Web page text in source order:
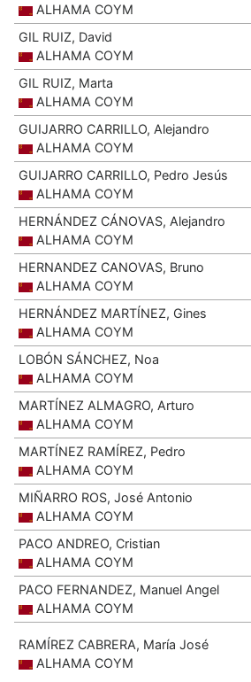
ALHAMA COYM
GIL RUIZ, David
ALHAMA COYM
GIL RUIZ, Marta
ALHAMA COYM
GUIJARRO CARRILLO, Alejandro
ALHAMA COYM
GUIJARRO CARRILLO, Pedro Jesús
ALHAMA COYM
HERNÁNDEZ CÁNOVAS, Alejandro
ALHAMA COYM
HERNANDEZ CANOVAS, Bruno
ALHAMA COYM
HERNÁNDEZ MARTÍNEZ, Gines
ALHAMA COYM
LOBÓN SÁNCHEZ, Noa
ALHAMA COYM
MARTÍNEZ ALMAGRO, Arturo
ALHAMA COYM
MARTÍNEZ RAMÍREZ, Pedro
ALHAMA COYM
MIÑARRO ROS, José Antonio
ALHAMA COYM
PACO ANDREO, Cristian
ALHAMA COYM
PACO FERNANDEZ, Manuel Angel
ALHAMA COYM
RAMÍREZ CABRERA, María José
ALHAMA COYM